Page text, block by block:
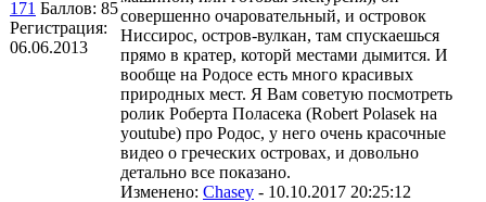
171 Баллов: 85
Регистрация:
06.06.2013
совершенно очаровательный, и островок
Ниссирос, остров-вулкан, там спускаешься
прямо в кратер, которй местами дымится. И
вообще на Родосе есть много красивых
природных мест. Я Вам советую посмотреть
ролик Роберта Поласека (Robert Polasek на
youtube) про Родос, у него очень красочные
видео о греческих островах, и довольно
детально все показано.
Изменено: Chasey - 10.10.2017 20:25:12